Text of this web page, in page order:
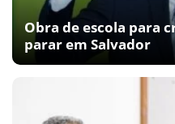
Obra de escola para
parar em Salvador